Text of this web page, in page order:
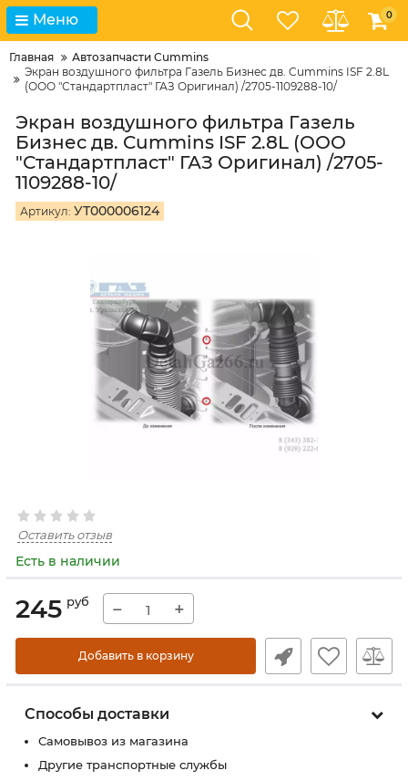
Меню 0
Главная
Автозапчасти Cummins
Экран воздушного фильтра Газель Бизнес дв. Cummins ISF 2.8L
(ООО "Стандартпласт" ГАЗ Оригинал) /2705-1109288-10/
Экран воздушного фильтра Газель
Бизнес дв. Cummins ISF 2.8L (ООО
"Стандартпласт" ГАЗ Оригинал) /2705-
1109288-10/
Артикул: УТ000006124
Оставить отзыв
Есть в наличии
245 руб − +
Добавить в корзину
Способы доставки
Самовывоз из магазина
Другие транспортные службы